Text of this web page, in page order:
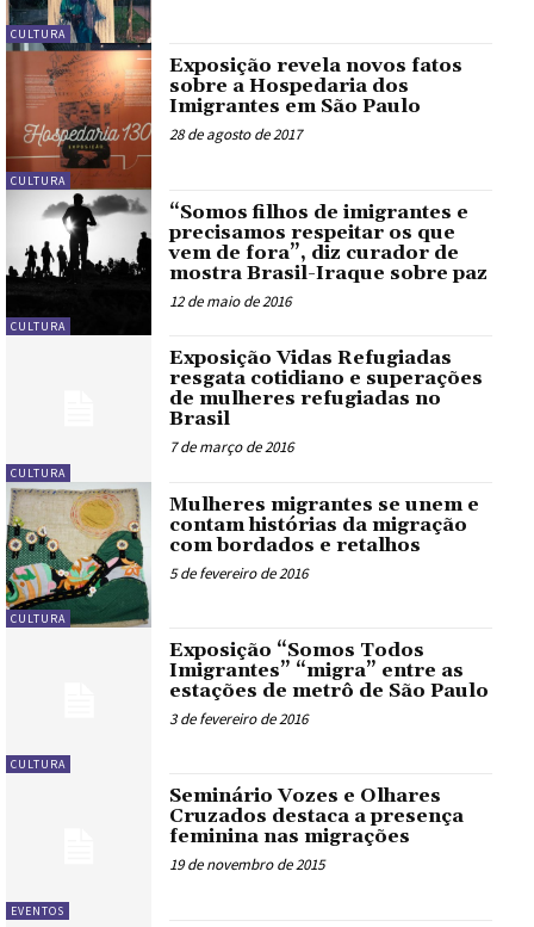
CULTURA
CULTURA
Exposição revela novos fatos
sobre a Hospedaria dos
Imigrantes em São Paulo
28 de agosto de 2017
CULTURA
“Somos filhos de imigrantes e
precisamos respeitar os que
vem de fora”, diz curador de
mostra Brasil-Iraque sobre paz
12 de maio de 2016
CULTURA
Exposição Vidas Refugiadas
resgata cotidiano e superações
de mulheres refugiadas no
Brasil
7 de março de 2016
CULTURA
Mulheres migrantes se unem e
contam histórias da migração
com bordados e retalhos
5 de fevereiro de 2016
CULTURA
Exposição “Somos Todos
Imigrantes” “migra” entre as
estações de metrô de São Paulo
3 de fevereiro de 2016
EVENTOS
Seminário Vozes e Olhares
Cruzados destaca a presença
feminina nas migrações
19 de novembro de 2015